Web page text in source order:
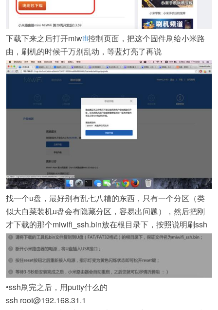
下载下来之后打开miwifi控制页面，把这个固件刷给小米路
由，刷机的时候千万别乱动，等蓝灯亮了再说
找一个u盘，最好别有乱七八糟的东西，只有一个分区（类
似大白菜装机u盘会有隐藏分区，容易出问题），然后把刚
才下载的那个miwifi_ssh.bin放在根目录下，按照说明刷ssh
•ssh刷完之后，用putty什么的
ssh root@192.168.31.1